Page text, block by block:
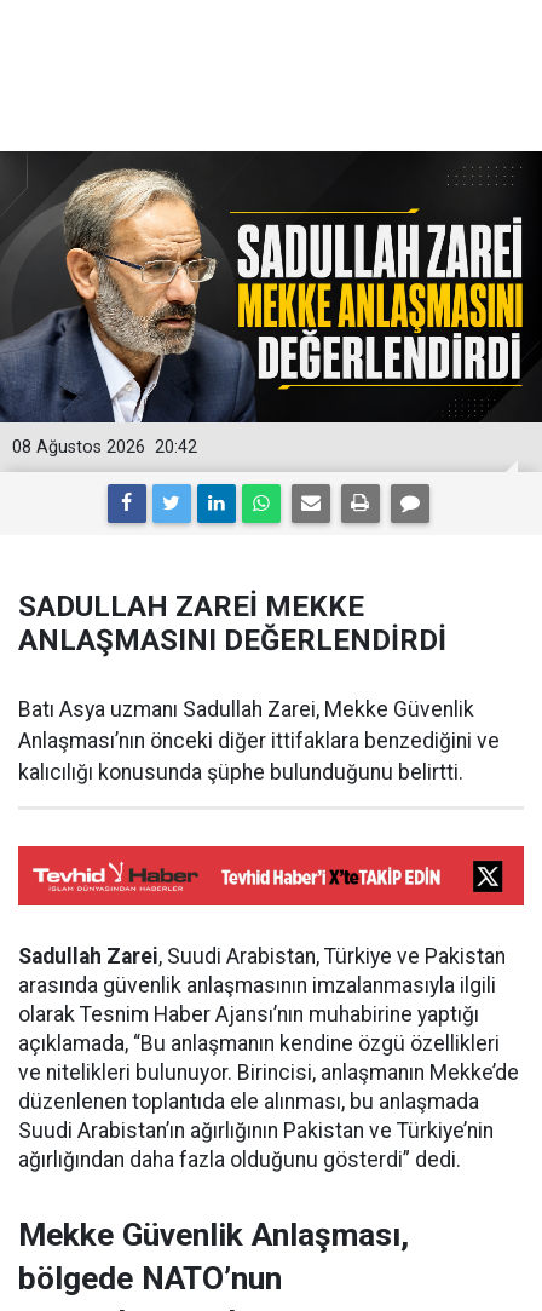
20:42
08 Ağustos 2026
SADULLAH ZAREİ MEKKE
ANLAŞMASINI DEĞERLENDİRDİ
Batı Asya uzmanı Sadullah Zarei, Mekke Güvenlik
Anlaşması’nın önceki diğer ittifaklara benzediğini ve
kalıcılığı konusunda şüphe bulunduğunu belirtti.
Sadullah Zarei, Suudi Arabistan, Türkiye ve Pakistan
arasında güvenlik anlaşmasının imzalanmasıyla ilgili
olarak Tesnim Haber Ajansı’nın muhabirine yaptığı
açıklamada, “Bu anlaşmanın kendine özgü özellikleri
ve nitelikleri bulunuyor. Birincisi, anlaşmanın Mekke’de
düzenlenen toplantıda ele alınması, bu anlaşmada
Suudi Arabistan’ın ağırlığının Pakistan ve Türkiye’nin
ağırlığından daha fazla olduğunu gösterdi” dedi.
Mekke Güvenlik Anlaşması,
bölgede NATO’nun